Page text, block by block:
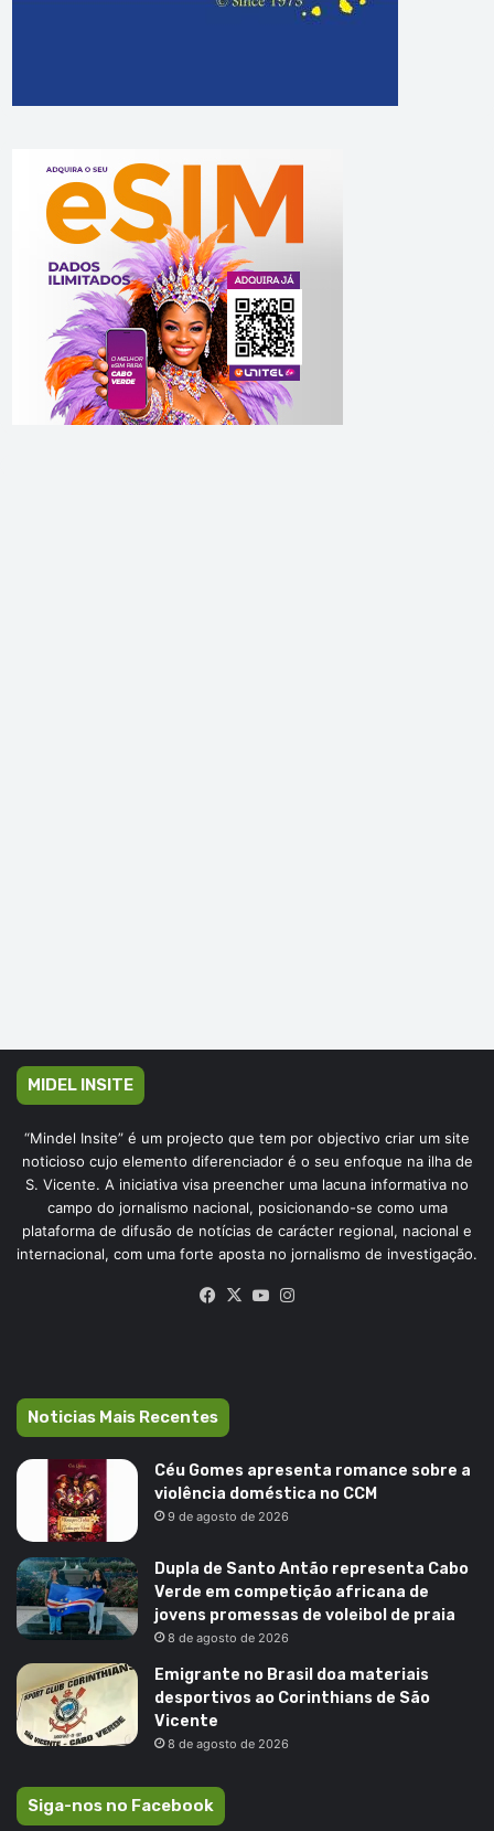
MIDEL INSITE
“Mindel Insite” é um projecto que tem por objectivo criar um site
noticioso cujo elemento diferenciador é o seu enfoque na ilha de
S. Vicente. A iniciativa visa preencher uma lacuna informativa no
campo do jornalismo nacional, posicionando-se como uma
plataforma de difusão de notícias de carácter regional, nacional e
internacional, com uma forte aposta no jornalismo de investigação.
Facebook
X YouTube
Noticias Mais Recentes
Céu Gomes apresenta romance sobre a
violência doméstica no CCM
9 de agosto de 2026
Dupla de Santo Antão representa Cabo
Verde em competição africana de
jovens promessas de voleibol de praia
8 de agosto de 2026
Emigrante no Brasil doa materiais
desportivos ao Corinthians de São
Vicente
8 de agosto de 2026
Siga-nos no Facebook